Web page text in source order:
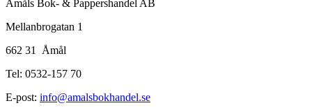
Åmåls Bok- & Pappershandel AB
Mellanbrogatan 1
662 31 Åmål
Tel: 0532-157 70
E-post: info@amalsbokhandel.se